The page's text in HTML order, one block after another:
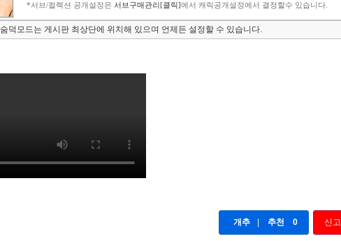
*서브/컬렉션 공개설정은 서브구매관리[클릭]에서 캐릭공개설정에서 결정할수 있습니다.
숨덕모드는 게시판 최상단에 위치해 있으며 언제든 설정할 수 있습니다.
개추 추천 0 신고